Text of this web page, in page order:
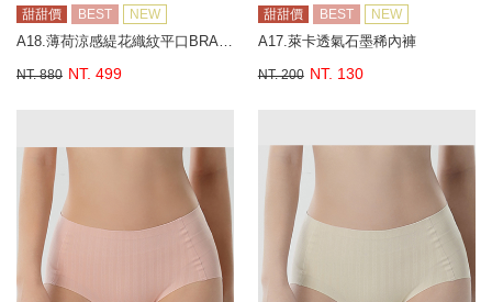
甜甜價 BEST NEW
A18.薄荷涼感緹花織紋平口BRA背心
NT. 880 NT. 499
甜甜價 BEST NEW
A17.萊卡透氣石墨稀內褲
NT. 200 NT. 130